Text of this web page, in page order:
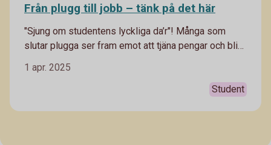
Från plugg till jobb – tänk på det här
"Sjung om studentens lyckliga da’r"! Många som
slutar plugga ser fram emot att tjäna pengar och bli
på så att dina dagar blir som i sången, lyckliga.
1 apr. 2025
Student